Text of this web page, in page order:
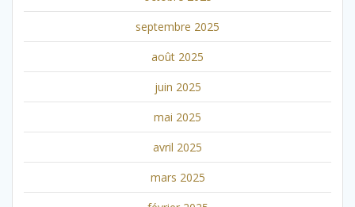
septembre 2025
août 2025
juin 2025
mai 2025
avril 2025
mars 2025